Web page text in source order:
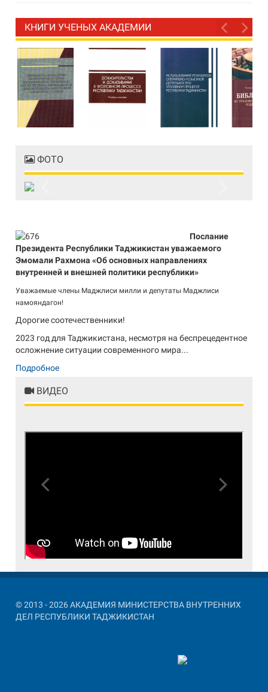
КНИГИ УЧЕНЫХ АКАДЕМИИ
ФОТО
Послание
Президента Республики Таджикистан уважаемого
Эмомали Рахмона «Об основных направлениях
внутренней и внешней политики республики»
Уважаемые члены Маджлиси милли и депутаты Маджлиси
намояндагон!
Дорогие соотечественники!
2023 год для Таджикистана, несмотря на беспрецедентное
осложнение ситуации современного мира...
Подробное
ВИДЕО
© 2013 - 2026 АКАДЕМИЯ МИНИСТЕРСТВА ВНУТРЕННИХ
ДЕЛ РЕСПУБЛИКИ ТАДЖИКИСТАН